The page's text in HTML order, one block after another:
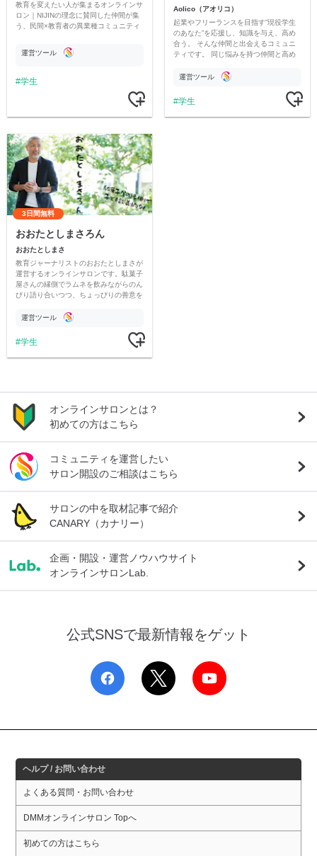
教育を変えたい人が集まるオンラインサ
ロン｜NIJINの理念に賛同した仲間が集
う、民間×教育者の異業種コミュニティ
運営ツール
学生
Aolico（アオリコ）
起業やフリーランスを目指す”現役学生
のあなた”を応援し、知識を与え、高め
合う。 そんな仲間と出会えるコミュニ
ティです。 同じ悩みを持つ仲間と高め
ましょう！
運営ツール
学生
3日間無料
おおたとしまさろん
おおたとしまさ
教育ジャーナリストのおおたとしまさが
運営するオンラインサロンです。駄菓子
屋さんの縁側でラムネを飲みながらのん
びり語り合いつつ、ちょっぴりの善意を
与の場にしたいと思っています。
運営ツール
学生
オンラインサロンとは？
初めての方はこちら
コミュニティを運営したい
サロン開設のご相談はこちら
サロンの中を取材記事で紹介
CANARY（カナリー）
企画・開設・運営ノウハウサイト
オンラインサロンLab.
公式SNSで最新情報をゲット
ヘルプ / お問い合わせ
よくある質問・お問い合わせ
DMMオンラインサロン Topへ
初めての方はこちら